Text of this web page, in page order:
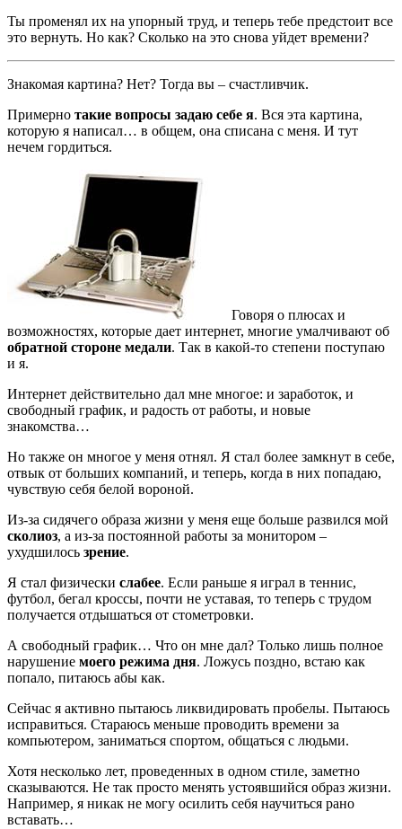
Ты променял их на упорный труд, и теперь тебе предстоит все
это вернуть. Но как? Сколько на это снова уйдет времени?
Знакомая картина? Нет? Тогда вы – счастливчик.
Примерно такие вопросы задаю себе я. Вся эта картина,
которую я написал… в общем, она списана с меня. И тут
нечем гордиться.
Говоря о плюсах и
возможностях, которые дает интернет, многие умалчивают об
обратной стороне медали. Так в какой-то степени поступаю
и я.
Интернет действительно дал мне многое: и заработок, и
свободный график, и радость от работы, и новые
знакомства…
Но также он многое у меня отнял. Я стал более замкнут в себе,
отвык от больших компаний, и теперь, когда в них попадаю,
чувствую себя белой вороной.
Из-за сидячего образа жизни у меня еще больше развился мой
сколиоз, а из-за постоянной работы за монитором –
ухудшилось зрение.
Я стал физически слабее. Если раньше я играл в теннис,
футбол, бегал кроссы, почти не уставая, то теперь с трудом
получается отдышаться от стометровки.
А свободный график… Что он мне дал? Только лишь полное
нарушение моего режима дня. Ложусь поздно, встаю как
попало, питаюсь абы как.
Сейчас я активно пытаюсь ликвидировать пробелы. Пытаюсь
исправиться. Стараюсь меньше проводить времени за
компьютером, заниматься спортом, общаться с людьми.
Хотя несколько лет, проведенных в одном стиле, заметно
сказываются. Не так просто менять устоявшийся образ жизни.
Например, я никак не могу осилить себя научиться рано
вставать…